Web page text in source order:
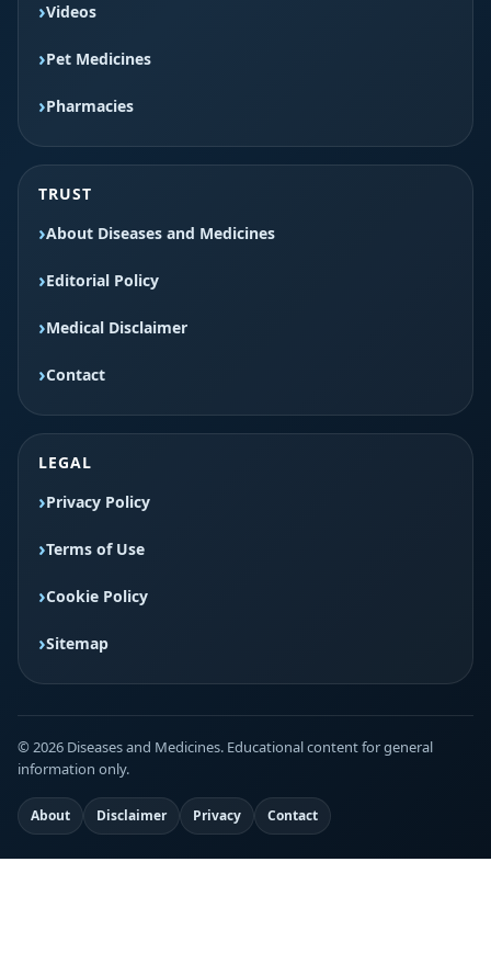
Videos
Pet Medicines
Pharmacies
TRUST
About Diseases and Medicines
Editorial Policy
Medical Disclaimer
Contact
LEGAL
Privacy Policy
Terms of Use
Cookie Policy
Sitemap
© 2026 Diseases and Medicines. Educational content for general
information only.
About Disclaimer Privacy Contact